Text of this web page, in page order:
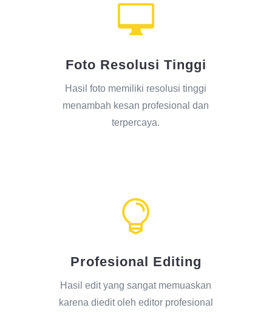

Foto Resolusi Tinggi
Hasil foto memiliki resolusi tinggi
menambah kesan profesional dan
terpercaya.

Profesional Editing
Hasil edit yang sangat memuaskan
karena diedit oleh editor profesional